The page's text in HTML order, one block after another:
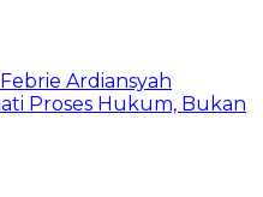
Ardiansyah
Proses Hukum, Bukan